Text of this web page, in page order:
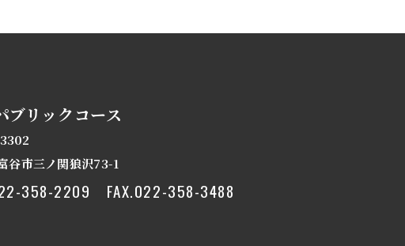
ブリックコース
谷市三ノ関狼沢73-1
358-2209 FAX.022-358-3488